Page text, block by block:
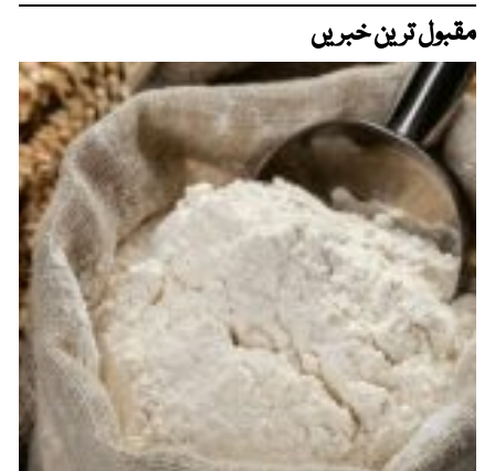
مقبول ترین خبریں